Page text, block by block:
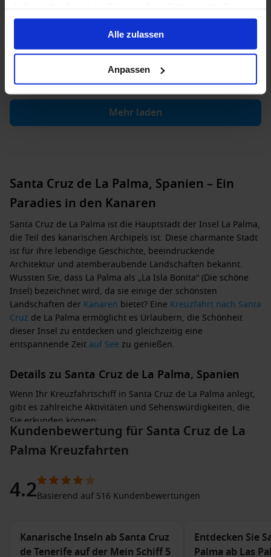
gesammelt haben.
Alle zulassen
Anpassen
Keine alternativen
Innenkabineab Außenkabineab
3,355 €
Balkonkabineab Suite
Mehr laden
Santa Cruz de La Palma, Spanien – Ein
Paradies in den Kanaren
Santa Cruz de La Palma ist die Hauptstadt der Insel La Palma,
die Teil des kanarischen Archipels ist. Diese charmante Stadt
ist für ihre lebendige Geschichte, beeindruckende
Architektur und atemberaubende Landschaften bekannt.
Wussten Sie, dass La Palma als „La Isla Bonita“ (Die schöne
Insel) bezeichnet wird, da sie einige der schönsten
Landschaften der Kanaren bietet? Eine Kreuzfahrt nach Santa
Cruz de La Palma ermöglicht es Urlaubern, die Schönheit
dieser Insel zu entdecken und gleichzeitig eine
entspannende Zeit auf See zu genießen.
Details zu Santa Cruz de La Palma, Spanien
Wenn Ihr Kreuzfahrtschiff in Santa Cruz de La Palma anlegt,
gibt es zahlreiche Aktivitäten und Sehenswürdigkeiten, die
Sie erkunden können:
Besuch der historischen Altstadt: Spazieren Sie durch die
und entdecken Sie lokale Boutiquen, Cafés und
Restaurants.
architektonisches Highlight und bietet Einblicke in die
Geschichte der Stadt.
Kundenbewertung für Santa Cruz de La
Palma Kreuzfahrten
4.2Basierend auf 516 Kundenbewertungen
Kanarische Inseln ab Santa Cruz
de Tenerife auf der Mein Schiff 5
Entdecken Sie
Palma ab Las